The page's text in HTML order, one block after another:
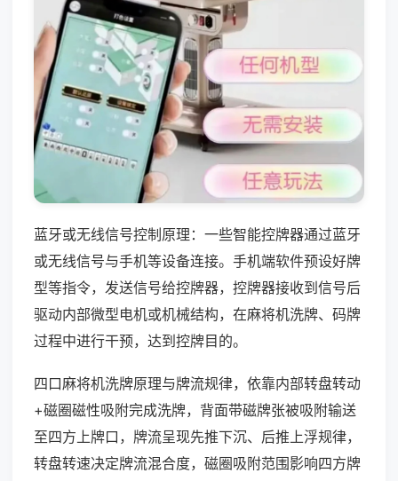
蓝牙或无线信号控制原理：一些智能控牌器通过蓝牙
或无线信号与手机等设备连接。手机端软件预设好牌
型等指令，发送信号给控牌器，控牌器接收到信号后
驱动内部微型电机或机械结构，在麻将机洗牌、码牌
过程中进行干预，达到控牌目的。
四口麻将机洗牌原理与牌流规律，依靠内部转盘转动
+磁圈磁性吸附完成洗牌，背面带磁牌张被吸附输送
至四方上牌口，牌流呈现先推下沉、后推上浮规律，
转盘转速决定牌流混合度，磁圈吸附范围影响四方牌